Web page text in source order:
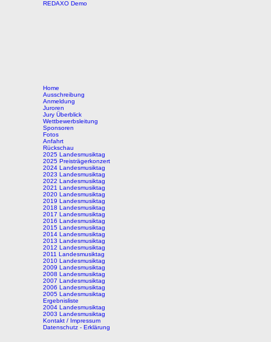
REDAXO Demo
Home
Ausschreibung
Anmeldung
Juroren
Jury Überblick
Wettbewerbsleitung
Sponsoren
Fotos
Anfahrt
Rückschau
2025 Landesmusiktag
2025 Preisträgerkonzert
2024 Landesmusiktag
2023 Landesmusiktag
2022 Landesmusiktag
2021 Landesmusiktag
2020 Landesmusiktag
2019 Landesmusiktag
2018 Landesmusiktag
2017 Landesmusiktag
2016 Landesmusiktag
2015 Landesmusiktag
2014 Landesmusiktag
2013 Landesmusiktag
2012 Landesmusiktag
2011 Landesmusiktag
2010 Landesmusiktag
2009 Landesmusiktag
2008 Landesmusiktag
2007 Landesmusiktag
2006 Landesmusiktag
2005 Landesmusiktag
Ergebnisliste
2004 Landesmusiktag
2003 Landesmusiktag
Kontakt / Impressum
Datenschutz - Erklärung